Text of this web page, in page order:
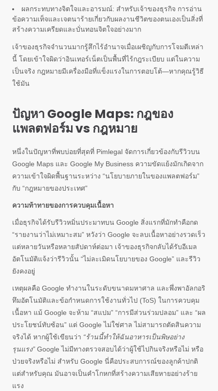
ผลกระทบทางจิตใจและอารมณ์: สำหรับเจ้าของธุรกิจ การอ่าน
ข้อความเท็จและเจตนาร้ายเกี่ยวกับผลงานชีวิตของตนเองเป็นสิ่งที่
สร้างความเครียดและบั่นทอนจิตใจอย่างมาก
เจ้าของธุรกิจจำนวนมากรู้สึกไร้อำนาจเมื่อเผชิญกับการโจมตีเหล่า
นี้ โดยเข้าใจผิดว่าอินเทอร์เน็ตเป็นพื้นที่ไร้กฎระเบียบ แต่ในความ
เป็นจริง กฎหมายมีเครื่องมือที่แข็งแรงในการตอบโต้—หากคุณรู้วิธี
ใช้มัน
ปัญหา Google Maps: กฎของ
แพลตฟอร์ม vs กฎหมาย
หนึ่งในปัญหาที่พบบ่อยที่สุดที่ Pimlegal จัดการเกี่ยวข้องกับรีวิวบน
Google Maps และ Google My Business ความขัดแย้งมักเกิดจาก
ความเข้าใจผิดพื้นฐานระหว่าง “นโยบายภายในของแพลตฟอร์ม”
กับ “กฎหมายของประเทศ”
ความท้าทายของการควบคุมเนื้อหา
เมื่อธุรกิจได้รับรีวิวหมิ่นประมาทบน Google สิ่งแรกที่มักทำคือกด
“รายงานว่าไม่เหมาะสม” หวังว่า Google จะลบเนื้อหาอย่างรวดเร็ว
แต่หลายวันหรือหลายสัปดาห์ต่อมา เจ้าของธุรกิจกลับได้รับอีเมล
อัตโนมัติแจ้งว่ารีวิวนั้น “ไม่ละเมิดนโยบายของ Google” และรีวิว
ยังคงอยู่
เหตุผลคือ Google ทำงานในระดับขนาดมหาศาล และพึ่งพาอัลกอริ
ทึมอัตโนมัติและข้อกำหนดการใช้งานทั่วไป (ToS) ในการควบคุม
เนื้อหา แม้ Google จะห้าม “สแปม” “การมีส่วนร่วมปลอม” และ “ผล
ประโยชน์ทับซ้อน” แต่ Google ไม่ใช่ศาล ไม่สามารถตัดสินความ
จริงได้ หากผู้ใช้เขียนว่า “ร้านนี้ทำให้ฉันอาหารเป็นพิษอย่าง
รุนแรง” Google ไม่มีทางตรวจสอบได้ว่าผู้ใช้ไปกินจริงหรือไม่ หรือ
ป่วยจริงหรือไม่ สำหรับ Google นี่คือประสบการณ์ของลูกค้าปกติ
แต่สำหรับคุณ มันอาจเป็นคำโกหกที่สร้างความเสียหายอย่างร้าย
แรง